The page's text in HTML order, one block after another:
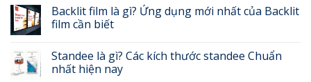
Backlit film là gì? Ứng dụng mới nhất của Backlit
film cần biết
Standee là gì? Các kích thước standee Chuẩn
nhất hiện nay